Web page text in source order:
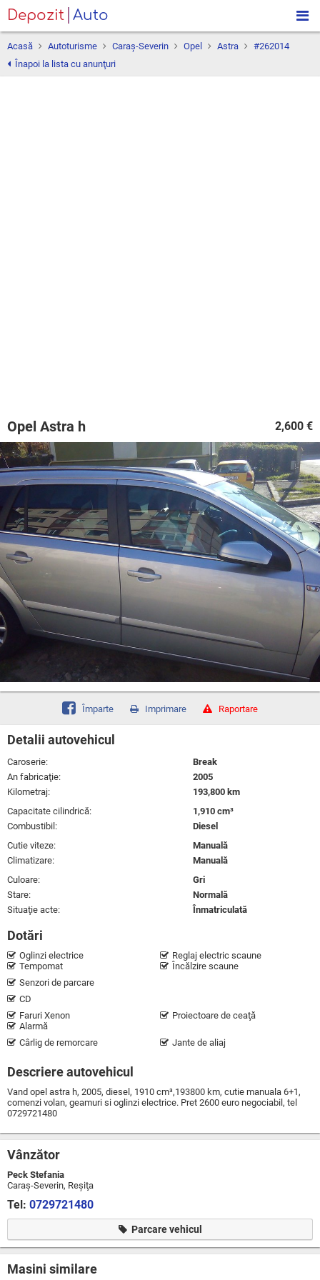
Depozit Auto
Acasă Autoturisme Caraş-Severin Opel Astra
#262014
Înapoi la lista cu anunţuri
2,600 €
Opel Astra h
Împarte Imprimare Raportare
Detalii autovehicul
Caroserie:
Break
An fabricaţie:
2005
Kilometraj:
193,800 km
Capacitate cilindrică:
1,910 cm³
Combustibil:
Diesel
Cutie viteze:
Manuală
Climatizare:
Manuală
Culoare:
Gri
Stare:
Normală
Situaţie acte:
Înmatriculată
Dotări
Oglinzi electrice
Reglaj electric scaune
Tempomat
Încălzire scaune
Senzori de parcare
CD
Faruri Xenon
Proiectoare de ceaţă
Alarmă
Cârlig de remorcare
Jante de aliaj
Descriere autovehicul
Vand opel astra h, 2005, diesel, 1910 cm³,193800 km, cutie manuala 6+1,
comenzi volan, geamuri si oglinzi electrice. Pret 2600 euro negociabil, tel
0729721480
Vânzător
Peck Stefania
Caraş-Severin, Reşiţa
Tel: 0729721480
Parcare vehicul
Masini similare